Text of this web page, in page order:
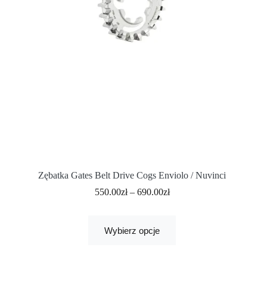
Zębatka Gates Belt Drive Cogs Enviolo / Nuvinci
550.00zł– 690.00zł
Wybierz opcje